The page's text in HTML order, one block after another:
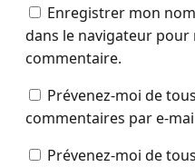
Enregistrer mon
dans le navigateur
commentaire.
Prévenez-moi de
commentaires par e-
Prévenez-moi de